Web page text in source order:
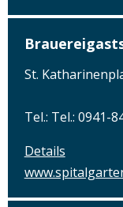
St.
Tel.: Tel.: 0941-
Details